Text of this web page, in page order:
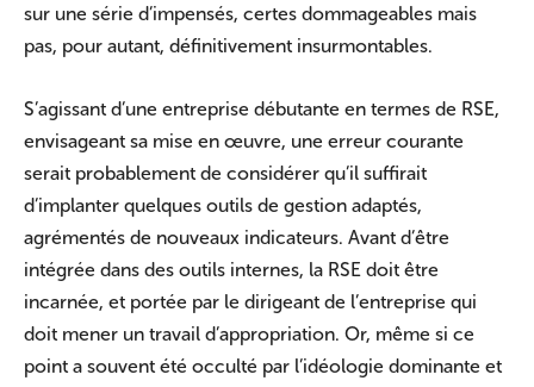
sur une série d’impensés, certes dommageables mais
pas, pour autant, définitivement insurmontables.
S’agissant d’une entreprise débutante en termes de RSE,
envisageant sa mise en œuvre, une erreur courante
serait probablement de considérer qu’il suffirait
d’implanter quelques outils de gestion adaptés,
agrémentés de nouveaux indicateurs. Avant d’être
intégrée dans des outils internes, la RSE doit être
incarnée, et portée par le dirigeant de l’entreprise qui
doit mener un travail d’appropriation. Or, même si ce
point a souvent été occulté par l’idéologie dominante et